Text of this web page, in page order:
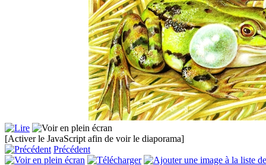
[Activer le JavaScript afin de voir le diaporama]
Précédent